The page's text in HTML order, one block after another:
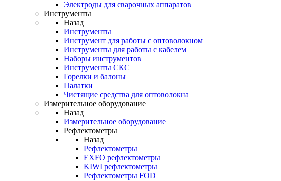
Электроды для сварочных аппаратов
Инструменты
Назад
Инструменты
Инструмент для работы с оптоволокном
Инструменты для работы с кабелем
Наборы инструментов
Инструменты СКС
Горелки и балоны
Палатки
Чистящие средства для оптоволокна
Измерительное оборудование
Назад
Измерительное оборудование
Рефлектометры
Назад
Рефлектометры
EXFO рефлектометры
KIWI рефлектометры
Рефлектометры FOD